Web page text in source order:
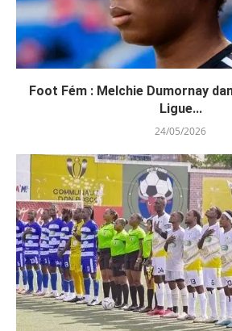
Foot Fém : Melchie Dumornay
Ligue...
24/05/2026